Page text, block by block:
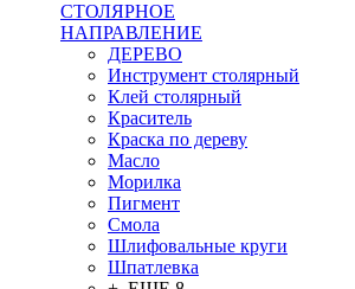
СТОЛЯРНОЕ
НАПРАВЛЕНИЕ
ДЕРЕВО
Инструмент столярный
Клей столярный
Краситель
Краска по дереву
Масло
Морилка
Пигмент
Смола
Шлифовальные круги
Шпатлевка